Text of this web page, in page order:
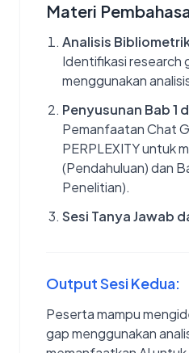
Materi
Analisis
Identifikasi research
menggunakan
Penyusunan Bab 1
Pemanfaatan Chat
PERPLEXITY untuk
(Pendahuluan) dan
Penelitian).
Sesi Tanya Jawab
Output Sesi Kedua:
Peserta mampu
gap menggunakan